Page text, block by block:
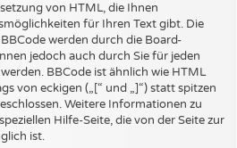
von HTML, die Ihnen
für Ihren Text gibt. Die
werden durch die Board-
jedoch auch durch Sie für jeden
BBCode ist ähnlich wie HTML
von eckigen („[“ und „]“) statt spitzen
Weitere Informationen zu
Hilfe-Seite, die von der Seite zur
ist.